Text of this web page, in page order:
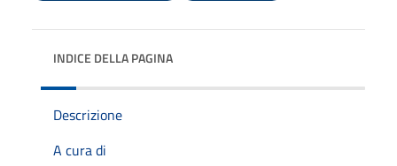
INDICE DELLA PAGINA
Descrizione
A cura di